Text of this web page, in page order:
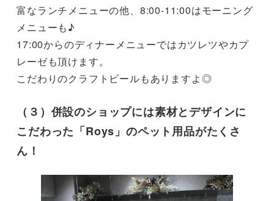
富なランチメニューの他、8:00-11:00はモーニング
メニューも♪
17:00からのディナーメニューではカツレツやカプ
レーゼも頂けます。
こだわりのクラフトビールもありますよ◎
（３）併設のショップには素材とデザインに
こだわった「Roys」のペット用品がたくさ
ん！